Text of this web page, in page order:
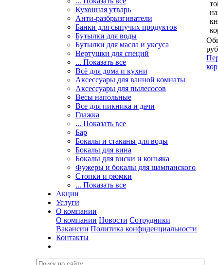
Кухонная утварь
Анти-разбрызгиватели
Банки для сыпучих продуктов
Бутылки для воды
Бутылки для масла и уксуса
Вертушки для специй
... Показать все
Всё для дома и кухни
Аксессуары для ванной комнаты
Аксессуары для пылесосов
Весы напольные
Все для пикника и дачи
Глажка
... Показать все
Бар
Бокалы и стаканы для воды
Бокалы для вина
Бокалы для виски и коньяка
Фужеры и бокалы для шампанского
Стопки и рюмки
... Показать все
Акции
Услуги
О компании
О компании Новости Сотрудники
Вакансии Политика конфиденциальности
Контакты